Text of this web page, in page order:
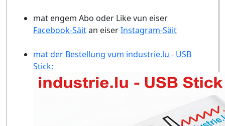
mat engem Abo oder Like vun eiser
Facebook-Säitan eiserInstagram-Säit
mat der Bestellung vum industrie.lu - USB
Stick: